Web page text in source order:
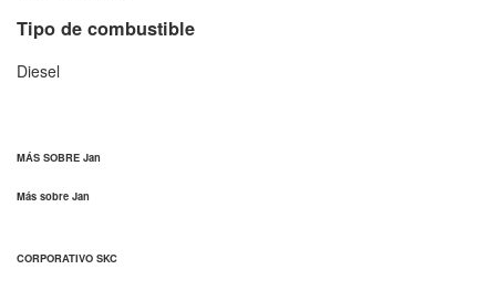
Tipo de combustible
Diesel
MÁS SOBRE Jan
Más sobre Jan
CORPORATIVO SKC